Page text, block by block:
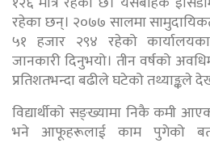
रहेका छन्। २०७७ सालमा
५१ हजार २९४ रहेको
जानकारी दिनुभयो। तीन वर्षको
प्रतिशतभन्दा बढीले घटेको तथ्याङ्कले
विद्यार्थीको सङ्ख्यामा निकै कमी
भने आफूहरूलाई काम पुगेको